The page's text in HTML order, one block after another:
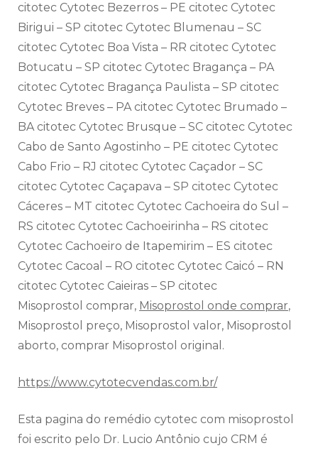
citotec Cytotec Bezerros – PE citotec Cytotec
Birigui – SP citotec Cytotec Blumenau – SC
citotec Cytotec Boa Vista – RR citotec Cytotec
Botucatu – SP citotec Cytotec Bragança – PA
citotec Cytotec Bragança Paulista – SP citotec
Cytotec Breves – PA citotec Cytotec Brumado –
BA citotec Cytotec Brusque – SC citotec Cytotec
Cabo de Santo Agostinho – PE citotec Cytotec
Cabo Frio – RJ citotec Cytotec Caçador – SC
citotec Cytotec Caçapava – SP citotec Cytotec
Cáceres – MT citotec Cytotec Cachoeira do Sul –
RS citotec Cytotec Cachoeirinha – RS citotec
Cytotec Cachoeiro de Itapemirim – ES citotec
Cytotec Cacoal – RO citotec Cytotec Caicó – RN
citotec Cytotec Caieiras – SP citotec
Misoprostol comprar, Misoprostol onde comprar,
Misoprostol preço, Misoprostol valor, Misoprostol
aborto, comprar Misoprostol original.
https://www.cytotecvendas.com.br/
Esta pagina do remédio cytotec com misoprostol
foi escrito pelo Dr. Lucio Antônio cujo CRM é